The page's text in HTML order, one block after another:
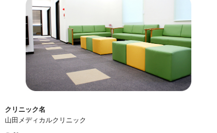
クリニック名
山田メディカルクリニック